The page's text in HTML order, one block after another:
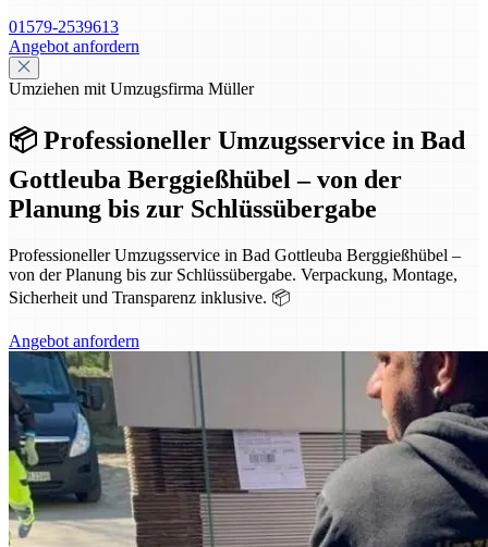
01579-2539613
Angebot anfordern
Umziehen mit Umzugsfirma Müller
📦 Professioneller Umzugsservice in Bad
Gottleuba Berggießhübel – von der
Planung bis zur Schlüssübergabe
Professioneller Umzugsservice in Bad Gottleuba Berggießhübel –
von der Planung bis zur Schlüssübergabe. Verpackung, Montage,
Sicherheit und Transparenz inklusive. 📦
Angebot anfordern